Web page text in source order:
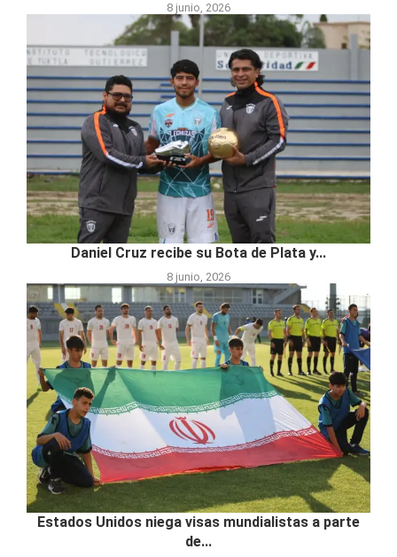
8 junio, 2026
Daniel Cruz recibe su Bota de Plata y...
8 junio, 2026
Estados Unidos niega visas mundialistas a parte
de...